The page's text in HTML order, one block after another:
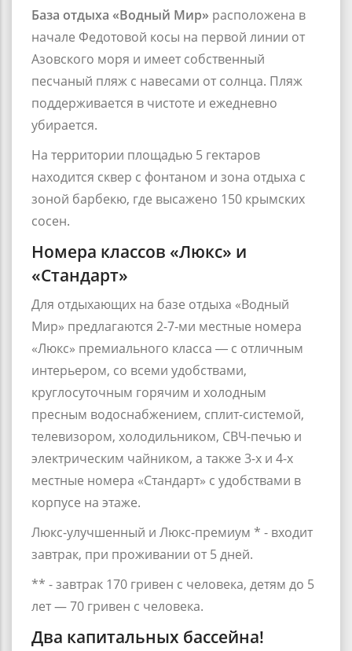
База отдыха «Водный Мир» расположена в
начале Федотовой косы на первой линии от
Азовского моря и имеет собственный
песчаный пляж с навесами от солнца. Пляж
поддерживается в чистоте и ежедневно
убирается.
На территории площадью 5 гектаров
находится сквер с фонтаном и зона отдыха с
зоной барбекю, где высажено 150 крымских
сосен.
Номера классов «Люкс» и
«Стандарт»
Для отдыхающих на базе отдыха «Водный
Мир» предлагаются 2-7-ми местные номера
«Люкс» премиального класса ― с отличным
интерьером, со всеми удобствами,
круглосуточным горячим и холодным
пресным водоснабжением, сплит-системой,
телевизором, холодильником, СВЧ-печью и
электрическим чайником, а также 3-х и 4-х
местные номера «Стандарт» с удобствами в
корпусе на этаже.
Люкс-улучшенный и Люкс-премиум * - входит
завтрак, при проживании от 5 дней.
** - завтрак 170 гривен с человека, детям до 5
лет — 70 гривен с человека.
Два капитальных бассейна!